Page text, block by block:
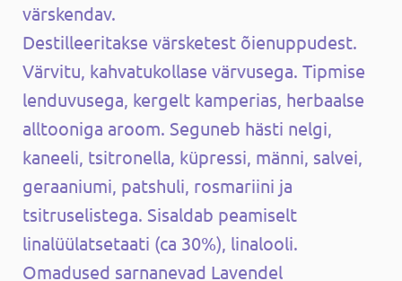
värskendav.
Destilleeritakse värsketest õienuppudest.
Värvitu, kahvatukollase värvusega. Tipmise
lenduvusega, kergelt kamperias, herbaalse
alltooniga aroom. Seguneb hästi nelgi,
kaneeli, tsitronella, küpressi, männi, salvei,
geraaniumi, patshuli, rosmariini ja
tsitruselistega. Sisaldab peamiselt
linalüülatsetaati (ca 30%), linalooli.
Omadused sarnanevad Lavendel